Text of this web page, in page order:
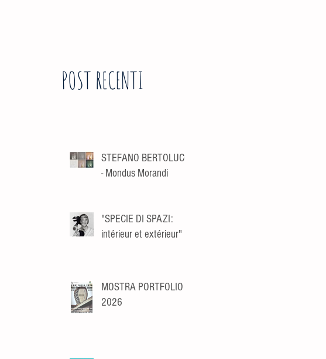
POST RECENTI
STEFANO BERTOLUCCI
- Mondus Morandi
"SPECIE DI SPAZI:
intérieur et extérieur"
MOSTRA PORTFOLIO
2026